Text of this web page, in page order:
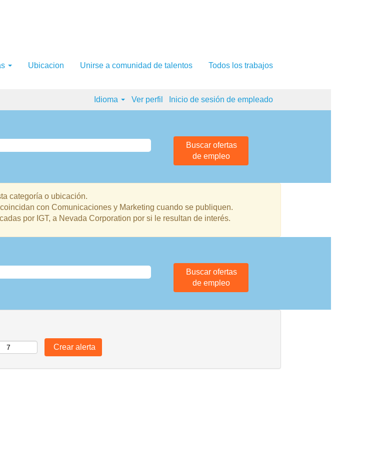
Ubicacion Unirse a comunidad de talentos Todos los trabajos
Idioma Ver perfil Inicio de sesión de empleado
categoría o ubicación.
con Comunicaciones y Marketing cuando se publiquen.
por IGT, a Nevada Corporation por si le resultan de interés.